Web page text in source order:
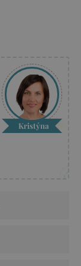
Kristýna